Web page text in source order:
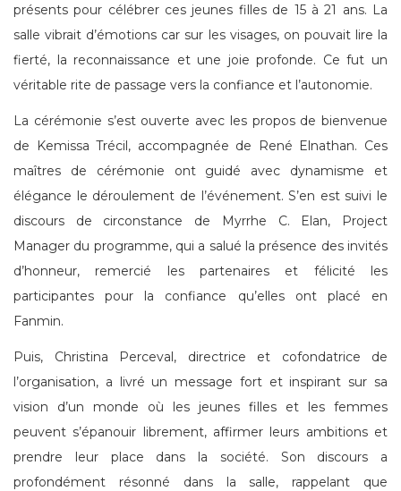
présents pour célébrer ces jeunes filles de 15 à 21 ans. La
salle vibrait d’émotions car sur les visages, on pouvait lire la
fierté, la reconnaissance et une joie profonde. Ce fut un
véritable rite de passage vers la confiance et l’autonomie.
La cérémonie s’est ouverte avec les propos de bienvenue
de Kemissa Trécil, accompagnée de René Elnathan. Ces
maîtres de cérémonie ont guidé avec dynamisme et
élégance le déroulement de l’événement. S’en est suivi le
discours de circonstance de Myrrhe C. Elan, Project
Manager du programme, qui a salué la présence des invités
d’honneur, remercié les partenaires et félicité les
participantes pour la confiance qu’elles ont placé en
Fanmin.
Puis, Christina Perceval, directrice et cofondatrice de
l’organisation, a livré un message fort et inspirant sur sa
vision d’un monde où les jeunes filles et les femmes
peuvent s’épanouir librement, affirmer leurs ambitions et
prendre leur place dans la société. Son discours a
profondément résonné dans la salle, rappelant que